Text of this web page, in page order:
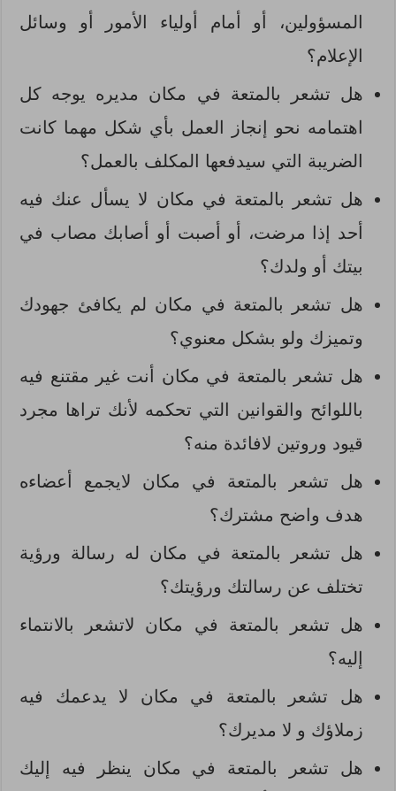
المسؤولين، أو أمام أولياء الأمور أو وسائل
الإعلام؟
هل تشعر بالمتعة في مكان مديره يوجه كل
اهتمامه نحو إنجاز العمل بأي شكل مهما كانت
الضريبة التي سيدفعها المكلف بالعمل؟
هل تشعر بالمتعة في مكان لا يسأل عنك فيه
أحد إذا مرضت، أو أصبت أو أصابك مصاب في
بيتك أو ولدك؟
هل تشعر بالمتعة في مكان لم يكافئ جهودك
وتميزك ولو بشكل معنوي؟
هل تشعر بالمتعة في مكان أنت غير مقتنع فيه
باللوائح والقوانين التي تحكمه لأنك تراها مجرد
قيود وروتين لافائدة منه؟
هل تشعر بالمتعة في مكان لايجمع أعضاءه
هدف واضح مشترك؟
هل تشعر بالمتعة في مكان له رسالة ورؤية
تختلف عن رسالتك ورؤيتك؟
هل تشعر بالمتعة في مكان لاتشعر بالانتماء
إليه؟
هل تشعر بالمتعة في مكان لا يدعمك فيه
زملاؤك و لا مديرك؟
هل تشعر بالمتعة في مكان ينظر فيه إليك